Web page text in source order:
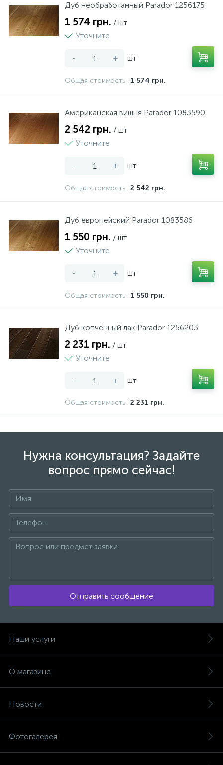
Дуб необработанный Parador 1256175
1 574 грн. / шт
Уточните
- + шт
Общая стоимость 1 574 грн.
Американская вишня Parador 1083590
2 542 грн. / шт
Уточните
- + шт
Общая стоимость 2 542 грн.
Дуб европейский Parador 1083586
1 550 грн. / шт
Уточните
- + шт
Общая стоимость 1 550 грн.
Дуб копчённый лак Parador 1256203
2 231 грн. / шт
Уточните
- + шт
Общая стоимость 2 231 грн.
Нужна консультация? Задайте
вопрос прямо сейчас!
Отправить сообщение
Наши услуги
О магазине
Новости
Фотогалерея